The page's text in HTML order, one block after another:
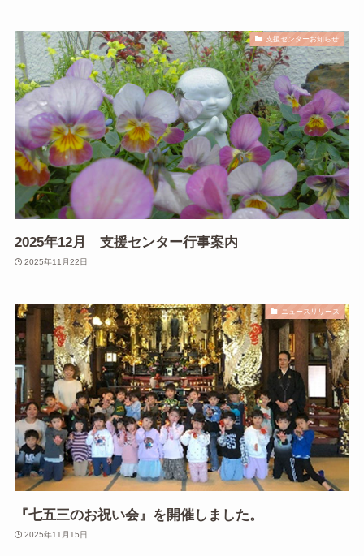
支援センターお知らせ
2025年12月 支援センター行事案内
2025年11月22日
ニュースリリース
『七五三のお祝い会』を開催しました。
2025年11月15日